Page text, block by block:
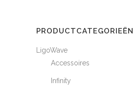
PRODUCTCATEGORIEËN
LigoWave
Accessoires
Infinity